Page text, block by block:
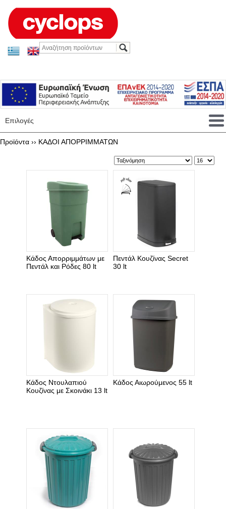
Επιλογές
Προϊόντα ›› ΚΑΔΟΙ ΑΠΟΡΡΙΜΜΑΤΩΝ
Κάδος Απορριμμάτων με
Πεντάλ και Ρόδες 80 lt
Πεντάλ Κουζίνας Secret
30 lt
Κάδος Ντουλαπιού
Κουζίνας με Σκοινάκι 13 lt
Κάδος Αιωρούμενος 55 lt